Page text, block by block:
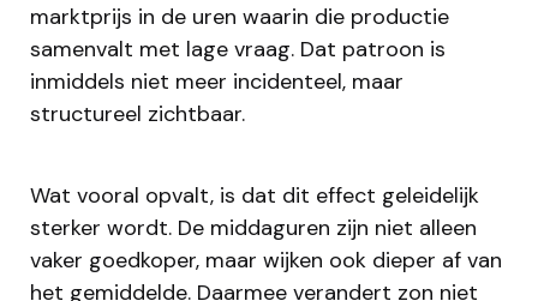
marktprijs in de uren waarin die productie
samenvalt met lage vraag. Dat patroon is
inmiddels niet meer incidenteel, maar
structureel zichtbaar.
Wat vooral opvalt, is dat dit effect geleidelijk
sterker wordt. De middaguren zijn niet alleen
vaker goedkoper, maar wijken ook dieper af van
het gemiddelde. Daarmee verandert zon niet